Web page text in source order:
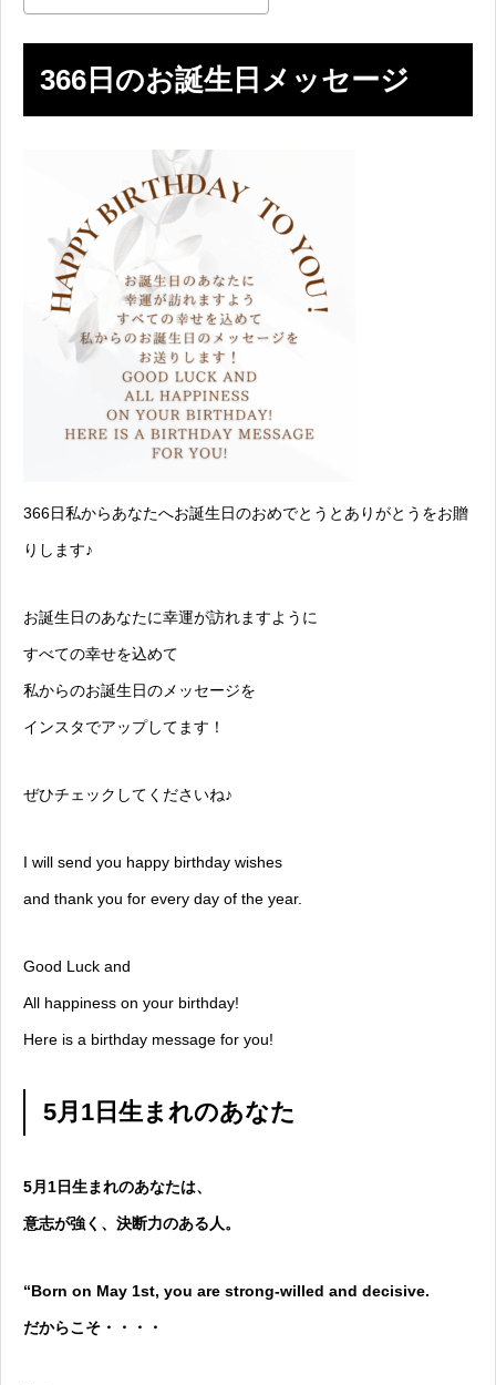
366日のお誕生日メッセージ
366日私からあなたへお誕生日のおめでとうとありがとうをお贈
りします♪
お誕生日のあなたに幸運が訪れますように
すべての幸せを込めて
私からのお誕生日のメッセージを
インスタでアップしてます！
ぜひチェックしてくださいね♪
I will send you happy birthday wishes
and thank you for every day of the year.
Good Luck and
All happiness on your birthday!
Here is a birthday message for you!
5月1日生まれのあなた
5月1日生まれのあなたは、
意志が強く、決断力のある人。
“Born on May 1st, you are strong-willed and decisive.
だからこそ・・・・